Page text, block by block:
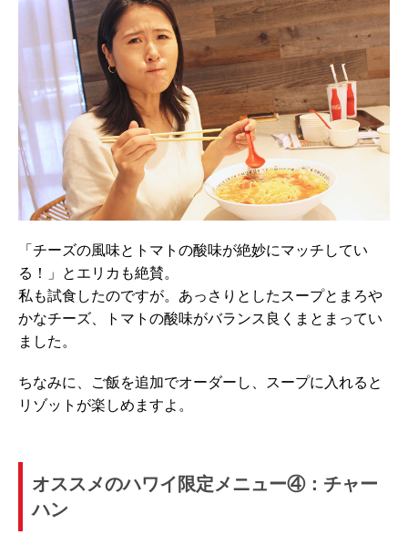
「チーズの風味とトマトの酸味が絶妙にマッチしてい
る！」とエリカも絶賛。
私も試食したのですが。あっさりとしたスープとまろや
かなチーズ、トマトの酸味がバランス良くまとまってい
ました。
ちなみに、ご飯を追加でオーダーし、スープに入れると
リゾットが楽しめますよ。
オススメのハワイ限定メニュー④：チャー
ハン